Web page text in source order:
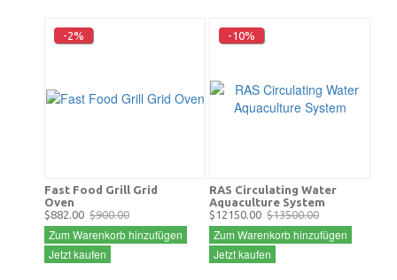
-2%
Fast Food Grill Grid
Oven
$882.00 $900.00
Zum Warenkorb hinzufügen
Jetzt kaufen
-10%
RAS Circulating Water
Aquaculture System
$12150.00 $13500.00
Zum Warenkorb hinzufügen
Jetzt kaufen